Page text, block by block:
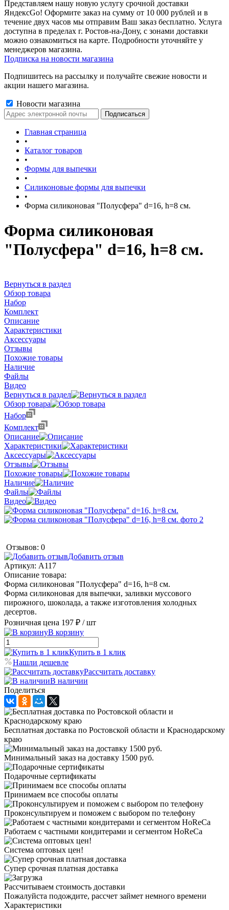
Представляем нашу новую услугу срочной доставки
ЯндексGo! Оформите заказ на сумму от 10 000 рублей и в
течение двух часов мы отправим Ваш заказ бесплатно. Услуга
доступна в пределах г. Ростов-на-Дону, с зонами доставки
можно ознакомиться на карте. Подробности уточняйте у
менеджеров магазина.
Подписка на новости магазина
Подпишитесь на рассылку и получайте свежие новости и
акции нашего магазина.
Новости магазина
Главная страница
•
Каталог товаров
•
Формы для выпечки
•
Силиконовые формы для выпечки
•
Форма силиконовая "Полусфера" d=16, h=8 см.
Форма силиконовая
"Полусфера" d=16, h=8 см.
Вернуться в раздел
Обзор товара
Набор
Комплект
Описание
Характеристики
Аксессуары
Отзывы
Похожие товары
Наличие
Файлы
Видео
Вернуться в раздел
Обзор товара
Набор
Комплект
Описание
Характеристики
Аксессуары
Отзывы
Похожие товары
Наличие
Файлы
Видео
Отзывов: 0
Добавить отзыв
Артикул: А117
Описание товара:
Форма силиконовая "Полусфера" d=16, h=8 см.
Форма силиконовая для выпечки, заливки муссового
пирожного, шоколада, а также изготовления холодных
десертов.
Розничная цена 197 ₽ / шт
В корзину
Купить в 1 клик
Нашли дешевле
Рассчитать доставку
В наличии
Поделиться
Бесплатная доставка по Ростовской области и Краснодарскому
краю
Минимальный заказ на доставку 1500 руб.
Подарочные сертификаты
Принимаем все способы оплаты
Проконсультируем и поможем с выбором по телефону
Работаем с частными кондитерами и сегментом HoReCa
Система оптовых цен!
Супер срочная платная доставка
Рассчитываем стоимость доставки
Пожалуйста подождите, рассчет займет немного времени
Характеристики